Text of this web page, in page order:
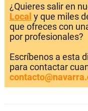
¿Quieres salir en
Local y que miles
que ofreces con
por profesionales?
Escríbenos a esta
para contactar